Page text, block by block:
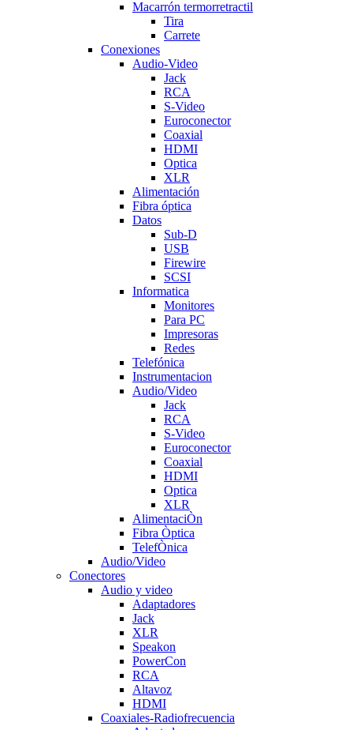
Macarrón termorretractil
Tira
Carrete
Conexiones
Audio-Video
Jack
RCA
S-Video
Euroconector
Coaxial
HDMI
Optica
XLR
Alimentación
Fibra óptica
Datos
Sub-D
USB
Firewire
SCSI
Informatica
Monitores
Para PC
Impresoras
Redes
Telefónica
Instrumentacion
Audio/Video
Jack
RCA
S-Video
Euroconector
Coaxial
HDMI
Optica
XLR
AlimentaciÒn
Fibra Òptica
TelefÒnica
Audio/Video
Conectores
Audio y video
Adaptadores
Jack
XLR
Speakon
PowerCon
RCA
Altavoz
HDMI
Coaxiales-Radiofrecuencia